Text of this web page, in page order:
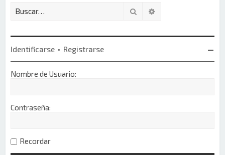
Buscar
Identificarse • Registrarse
Nombre de Usuario:
Contraseña:
Recordar